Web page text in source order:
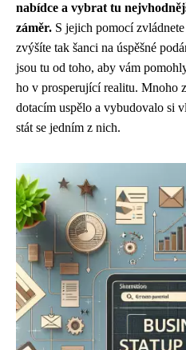
nabídce a vybrat tu
záměr. S jejich pomocí
zvýšíte tak šanci na úspěšné
jsou tu od toho, aby vám
ho v prosperující realitu. Mnoho
dotacím uspělo a vybudovalo si
stát se jedním z nich.